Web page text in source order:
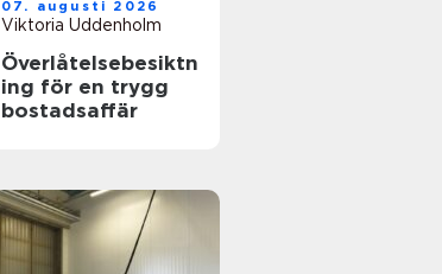
07. augusti 2026
Viktoria Uddenholm
Överlåtelsebesiktn
ing för en trygg
bostadsaffär